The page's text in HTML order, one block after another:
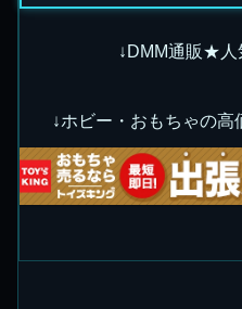
↓DMM通販★人
↓ホビー・おもちゃの高